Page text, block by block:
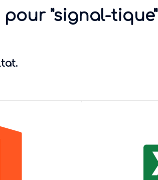
pour "signal-tique"